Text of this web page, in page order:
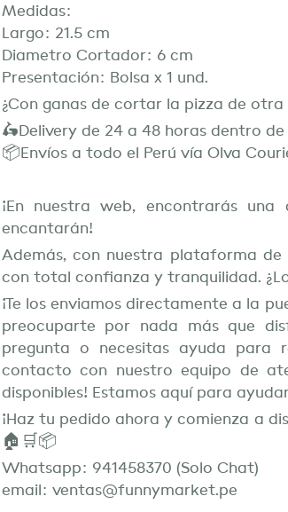
Medidas:
Largo: 21.5 cm
Diametro Cortador: 6 cm
Presentación: Bolsa x 1 und.
¿Con ganas de cortar la pizza de
🛵Delivery de 24 a 48 horas dentro
📦Envíos a todo el Perú vía Olva
¡En nuestra web, encontrarás
encantarán!
Además, con nuestra plataforma
con total confianza y tranquilidad.
¡Te los enviamos directamente a la
preocuparte por nada más que
pregunta o necesitas ayuda para
contacto con nuestro equipo de
disponibles! Estamos aquí para
¡Haz tu pedido ahora y comienza a
🏠🛒📦
Whatsapp: 941458370 (Solo Chat)
email: ventas@funnymarket.pe